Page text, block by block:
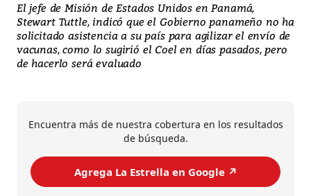
El jefe de Misión de Estados Unidos en Panamá,
Stewart Tuttle, indicó que el Gobierno panameño no ha
solicitado asistencia a su país para agilizar el envío de
vacunas, como lo sugirió el Coel en días pasados, pero
de hacerlo será evaluado
Encuentra más de nuestra cobertura en los resultados
de búsqueda.
Agrega La Estrella en Google ↗️